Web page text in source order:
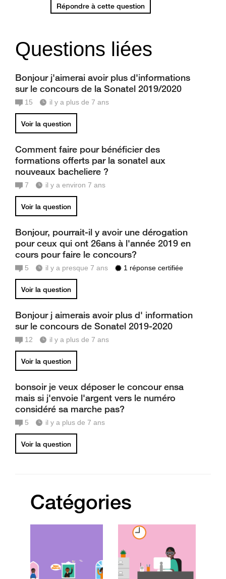
Répondre à cette question
Questions liées
Bonjour j'aimerai avoir plus d'informations
sur le concours de la Sonatel 2019/2020
15 il y a plus de 7 ans
Voir la question
Comment faire pour bénéficier des
formations offerts par la sonatel aux
nouveaux bacheliere ?
7 il y a environ 7 ans
Voir la question
Bonjour, pourrait-il y avoir une dérogation
pour ceux qui ont 26ans à l'année 2019 en
cours pour faire le concours?
5 il y a presque 7 ans 1 réponse certifiée
Voir la question
Bonjour j aimerais avoir plus d' information
sur le concours de Sonatel 2019-2020
12 il y a plus de 7 ans
Voir la question
bonsoir je veux déposer le concour ensa
mais si j'envoie l'argent vers le numéro
considéré sa marche pas?
5 il y a plus de 7 ans
Voir la question
Catégories